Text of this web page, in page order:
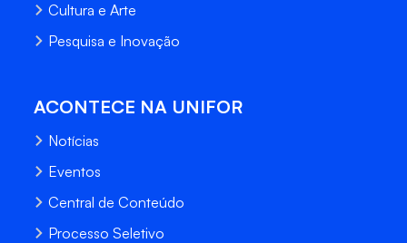
Cultura e Arte
Pesquisa e Inovação
ACONTECE NA UNIFOR
Notícias
Eventos
Central de Conteúdo
Processo Seletivo